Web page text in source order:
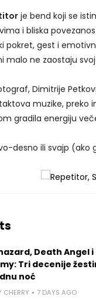
je bend koji se
i bliska
pokret, gest i
malo ne zaostaju
Dimitrije
muzike, preko
gradila energiju
desno ili svajp (ako
Death Angel i
Tri decenije
noć
CHERRY 7 DAYS AGO